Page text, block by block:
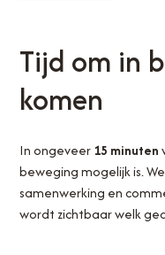
Tijd om in
komen
In ongeveer 15 minuten
beweging mogelijk is.
samenwerking en
wordt zichtbaar welk